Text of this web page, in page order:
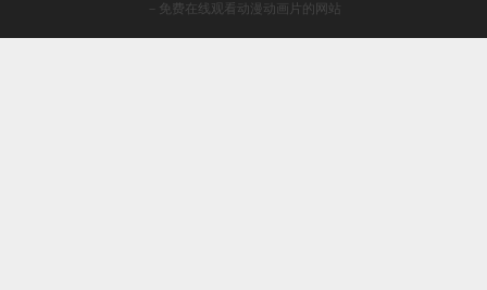
－免费在线观看动漫动画片的网站